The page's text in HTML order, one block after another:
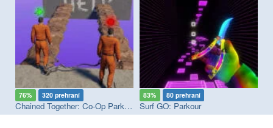
prehraní
Chained Together: Co-Op Parkour
80 prehraní
Surf GO: Parkour